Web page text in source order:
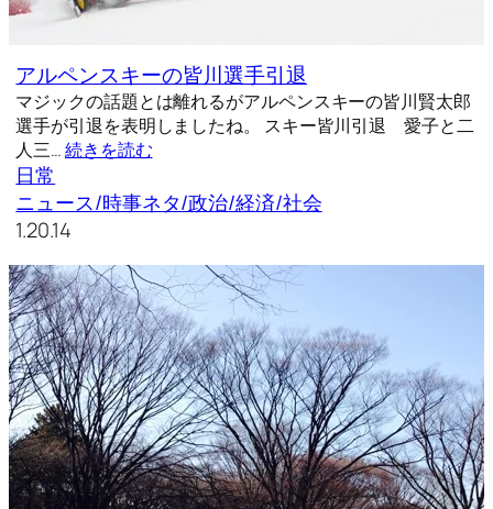
アルペンスキーの皆川選手引退
マジックの話題とは離れるがアルペンスキーの皆川賢太郎
選手が引退を表明しましたね。 スキー皆川引退 愛子と二
人三…続きを読む
日常
ニュース/時事ネタ/政治/経済/社会
1.20.14